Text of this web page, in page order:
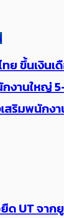
ทย ขึ้นเงิน
กงานใหญ่
สริมพนักงา
ด UT จาก